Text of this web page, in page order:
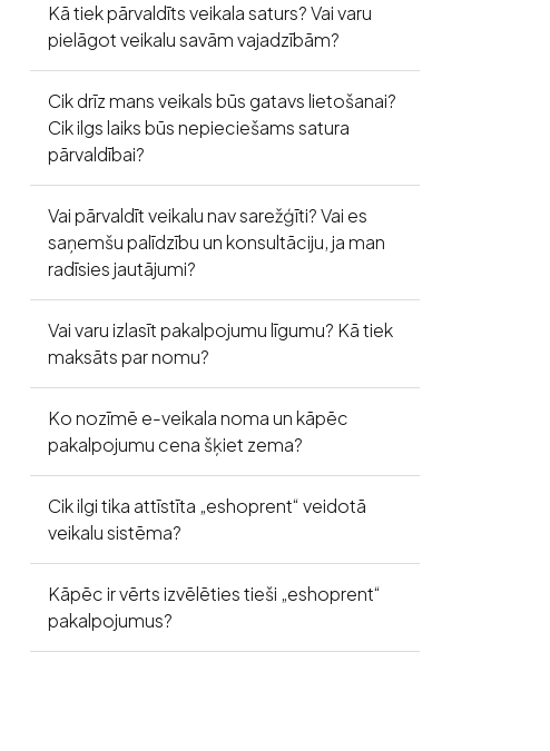
Kā tiek pārvaldīts veikala saturs? Vai varu
pielāgot veikalu savām vajadzībām?
Cik drīz mans veikals būs gatavs lietošanai?
Cik ilgs laiks būs nepieciešams satura
pārvaldībai?
Vai pārvaldīt veikalu nav sarežģīti? Vai es
saņemšu palīdzību un konsultāciju, ja man
radīsies jautājumi?
Vai varu izlasīt pakalpojumu līgumu? Kā tiek
maksāts par nomu?
Ko nozīmē e-veikala noma un kāpēc
pakalpojumu cena šķiet zema?
Cik ilgi tika attīstīta „eshoprent“ veidotā
veikalu sistēma?
Kāpēc ir vērts izvēlēties tieši „eshoprent“
pakalpojumus?